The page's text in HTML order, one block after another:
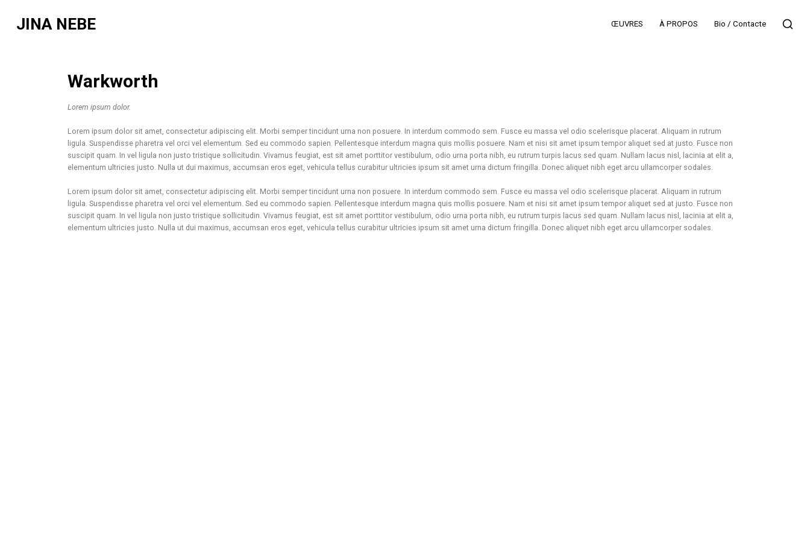
JINA NEBE ŒUVRES À PROPOS Bio / Contacte
Warkworth
Lorem ipsum dolor.
Lorem ipsum dolor sit amet, consectetur adipiscing elit. Morbi semper tincidunt urna non posuere. In interdum commodo sem. Fusce eu massa vel odio scelerisque placerat. Aliquam in rutrum
ligula. Suspendisse pharetra vel orci vel elementum. Sed eu commodo sapien. Pellentesque interdum magna quis mollis posuere. Nam et nisi sit amet ipsum tempor aliquet sed at justo. Fusce non
suscipit quam. In vel ligula non justo tristique sollicitudin. Vivamus feugiat, est sit amet porttitor vestibulum, odio urna porta nibh, eu rutrum turpis lacus sed quam. Nullam lacus nisl, lacinia at elit a,
elementum ultricies justo. Nulla ut dui maximus, accumsan eros eget, vehicula tellus curabitur ultricies ipsum sit amet urna dictum fringilla. Donec aliquet nibh eget arcu ullamcorper sodales.
Lorem ipsum dolor sit amet, consectetur adipiscing elit. Morbi semper tincidunt urna non posuere. In interdum commodo sem. Fusce eu massa vel odio scelerisque placerat. Aliquam in rutrum
ligula. Suspendisse pharetra vel orci vel elementum. Sed eu commodo sapien. Pellentesque interdum magna quis mollis posuere. Nam et nisi sit amet ipsum tempor aliquet sed at justo. Fusce non
suscipit quam. In vel ligula non justo tristique sollicitudin. Vivamus feugiat, est sit amet porttitor vestibulum, odio urna porta nibh, eu rutrum turpis lacus sed quam. Nullam lacus nisl, lacinia at elit a,
elementum ultricies justo. Nulla ut dui maximus, accumsan eros eget, vehicula tellus curabitur ultricies ipsum sit amet urna dictum fringilla. Donec aliquet nibh eget arcu ullamcorper sodales.